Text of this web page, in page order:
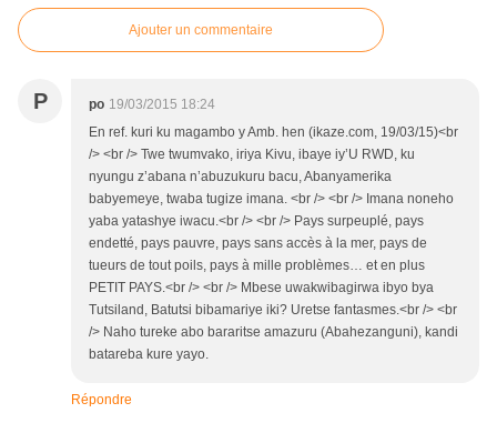
Ajouter un commentaire
P po 19/03/2015 18:24
En ref. kuri ku magambo y Amb. hen (ikaze.com, 19/03/15)<br
/> <br /> Twe twumvako, iriya Kivu, ibaye iy’U RWD, ku
nyungu z’abana n’abuzukuru bacu, Abanyamerika
babyemeye, twaba tugize imana. <br /> <br /> Imana noneho
yaba yatashye iwacu.<br /> <br /> Pays surpeuplé, pays
endetté, pays pauvre, pays sans accès à la mer, pays de
tueurs de tout poils, pays à mille problèmes… et en plus
PETIT PAYS.<br /> <br /> Mbese uwakwibagirwa ibyo bya
Tutsiland, Batutsi bibamariye iki? Uretse fantasmes.<br /> <br
/> Naho tureke abo bararitse amazuru (Abahezanguni), kandi
batareba kure yayo.
Répondre